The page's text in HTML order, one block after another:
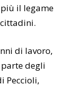
il legame
di lavoro,
degli
Peccioli,